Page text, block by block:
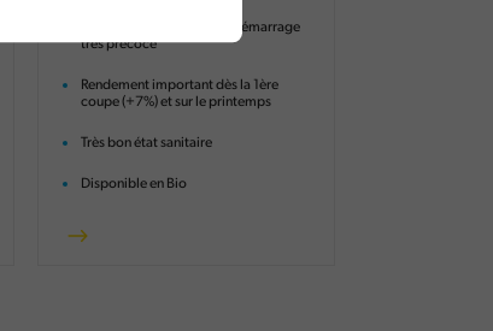
Installation très rapide et démarrage
très précoce
Rendement important dès la 1ère
coupe (+7%) et sur le printemps
Très bon état sanitaire
Disponible en Bio